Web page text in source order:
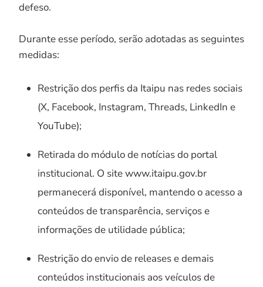
defeso.
Durante esse período, serão adotadas as seguintes
medidas:
Restrição dos perfis da Itaipu nas redes sociais
(X, Facebook, Instagram, Threads, LinkedIn e
YouTube);
Retirada do módulo de notícias do portal
institucional. O site www.itaipu.gov.br
permanecerá disponível, mantendo o acesso a
conteúdos de transparência, serviços e
informações de utilidade pública;
Restrição do envio de releases e demais
conteúdos institucionais aos veículos de